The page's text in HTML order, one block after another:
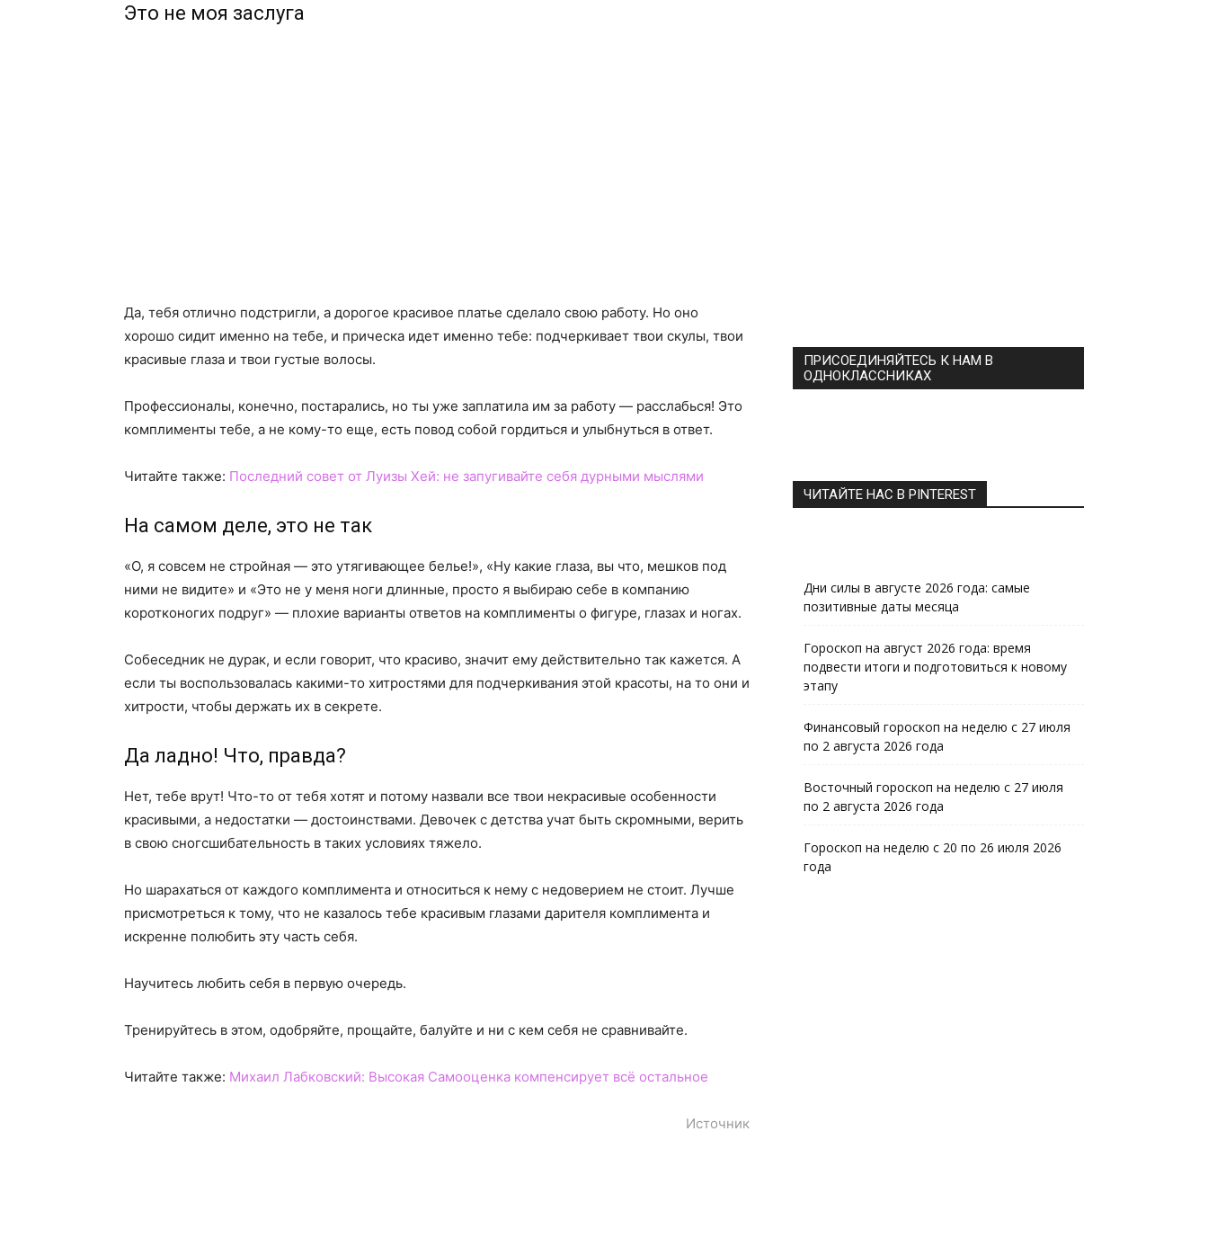
Это не моя заслуга
Да, тебя отлично подстригли, а дорогое красивое платье сделало свою работу. Но оно
хорошо сидит именно на тебе, и прическа идет именно тебе: подчеркивает твои скулы, твои
красивые глаза и твои густые волосы.
Профессионалы, конечно, постарались, но ты уже заплатила им за работу — расслабься! Это
комплименты тебе, а не кому-то еще, есть повод собой гордиться и улыбнуться в ответ.
Читайте также: Последний совет от Луизы Хей: не запугивайте себя дурными мыслями
На самом деле, это не так
«О, я совсем не стройная — это утягивающее белье!», «Ну какие глаза, вы что, мешков под
ними не видите» и «Это не у меня ноги длинные, просто я выбираю себе в компанию
коротконогих подруг» — плохие варианты ответов на комплименты о фигуре, глазах и ногах.
Собеседник не дурак, и если говорит, что красиво, значит ему действительно так кажется. А
если ты воспользовалась какими-то хитростями для подчеркивания этой красоты, на то они и
хитрости, чтобы держать их в секрете.
Да ладно! Что, правда?
Нет, тебе врут! Что-то от тебя хотят и потому назвали все твои некрасивые особенности
красивыми, а недостатки — достоинствами. Девочек с детства учат быть скромными, верить
в свою сногсшибательность в таких условиях тяжело.
Но шарахаться от каждого комплимента и относиться к нему с недоверием не стоит. Лучше
присмотреться к тому, что не казалось тебе красивым глазами дарителя комплимента и
искренне полюбить эту часть себя.
Научитесь любить себя в первую очередь.
Тренируйтесь в этом, одобряйте, прощайте, балуйте и ни с кем себя не сравнивайте.
Читайте также: Михаил Лабковский: Высокая Самооценка компенсирует всё остальное
Источник
ПРИСОЕДИНЯЙТЕСЬ К НАМ В
ОДНОКЛАССНИКАХ
ЧИТАЙТЕ НАС В PINTEREST
Дни силы в августе 2026 года: самые
позитивные даты месяца
Гороскоп на август 2026 года: время
подвести итоги и подготовиться к новому
этапу
Финансовый гороскоп на неделю с 27 июля
по 2 августа 2026 года
Восточный гороскоп на неделю с 27 июля
по 2 августа 2026 года
Гороскоп на неделю с 20 по 26 июля 2026
года